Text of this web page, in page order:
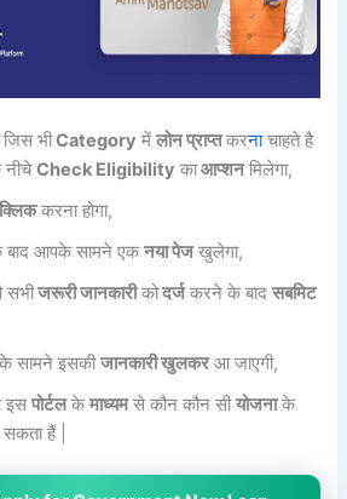
भीCategory मेंलोन प्राप्तकरनाचाहते है
नीचेCheck Eligibility काआप्शनमिलेगा,
क्लिककरना होगा,
बाद आपके सामने एकनया पेजखुलेगा,
सभीजरूरी जानकारीकोदर्जकरने के बादसबमिट
सामने इसकीजानकारी खुलकरआ जाएगी,
इसपोर्टलकेमाध्यमसे कौन कौन सीयोजनाके
हैं |